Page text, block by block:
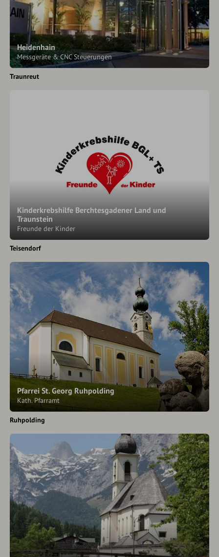
Heidenhain
Messgeräte & CNC Steuerungen
Traunreut
Kinderkrebshilfe Berchtesgadener Land und
Traunstein
Freunde der Kinder
Teisendorf
Pfarrei St. Georg Ruhpolding
Kath. Pfarramt
Ruhpolding